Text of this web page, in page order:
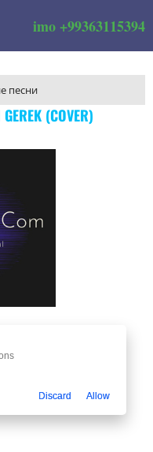
imo +99363115394
песни
(COVER)
Discard Allow